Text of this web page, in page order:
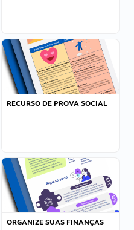
RECURSO DE PROVA SOCIAL
ORGANIZE SUAS FINANÇAS